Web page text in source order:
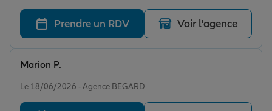
Prendre un RDV Voir l'agence
Le 18/06/2026 - Agence BEGARD
Marion P.